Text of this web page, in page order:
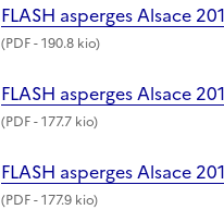
FLASH asperges Alsace
(PDF- 190.8 kio)
FLASH asperges Alsace
(PDF- 177.7 kio)
FLASH asperges Alsace
(PDF- 177.9 kio)